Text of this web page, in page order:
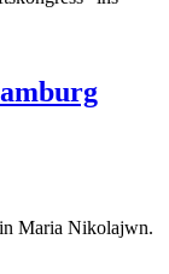
Maria Nikolajwn.